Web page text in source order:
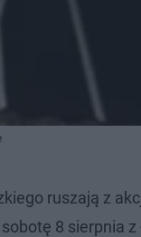
ruszają z
8 sierpnia